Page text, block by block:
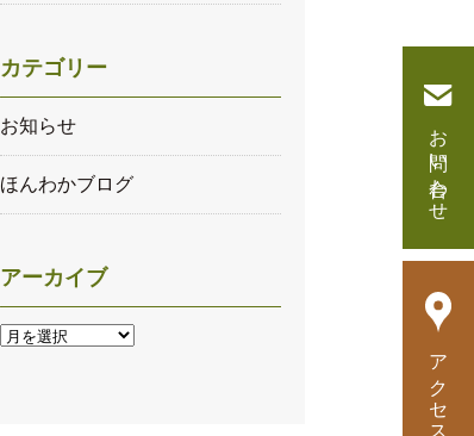
お問い合わせ
アクセス
カテゴリー
お知らせ
ほんわかブログ
アーカイブ
ア